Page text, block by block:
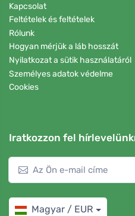
Kapcsolat
Feltételek és feltételek
Rólunk
Hogyan mérjük a láb hosszát
Nyilatkozat a sütik használatáról
Személyes adatok védelme
Cookies
Iratkozzon fel
Magyar / EUR